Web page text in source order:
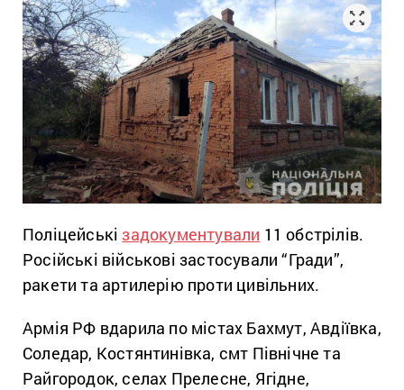
Поліцейськізадокументували 11 обстрілів.
Російські військові застосували “Гради”,
ракети та артилерію проти цивільних.
Армія РФ вдарила по містах Бахмут, Авдіївка,
Соледар, Костянтинівка, смт Північне та
Райгородок, селах Прелесне, Ягідне,